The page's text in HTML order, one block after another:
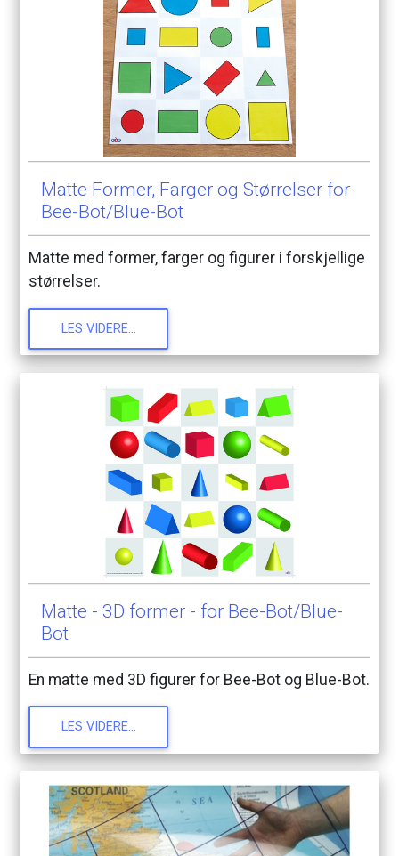
Matte Former, Farger og Størrelser for
Bee-Bot/Blue-Bot
Matte med former, farger og figurer i forskjellige
størrelser.
LES VIDERE...
Matte - 3D former - for Bee-Bot/Blue-
Bot
En matte med 3D figurer for Bee-Bot og Blue-Bot.
LES VIDERE...